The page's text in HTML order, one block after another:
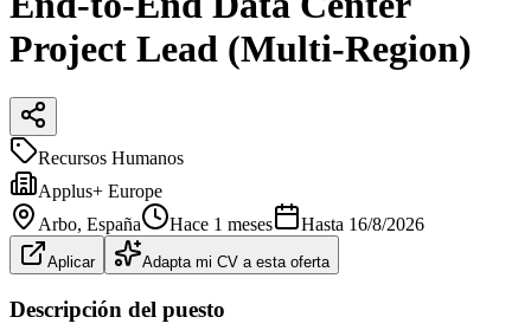
Project Lead (Multi-Region)
Recursos Humanos
Applus+ Europe
Arbo, España Hace 1 meses Hasta 16/8/2026
Aplicar Adapta mi CV a esta oferta
Descripción del puesto